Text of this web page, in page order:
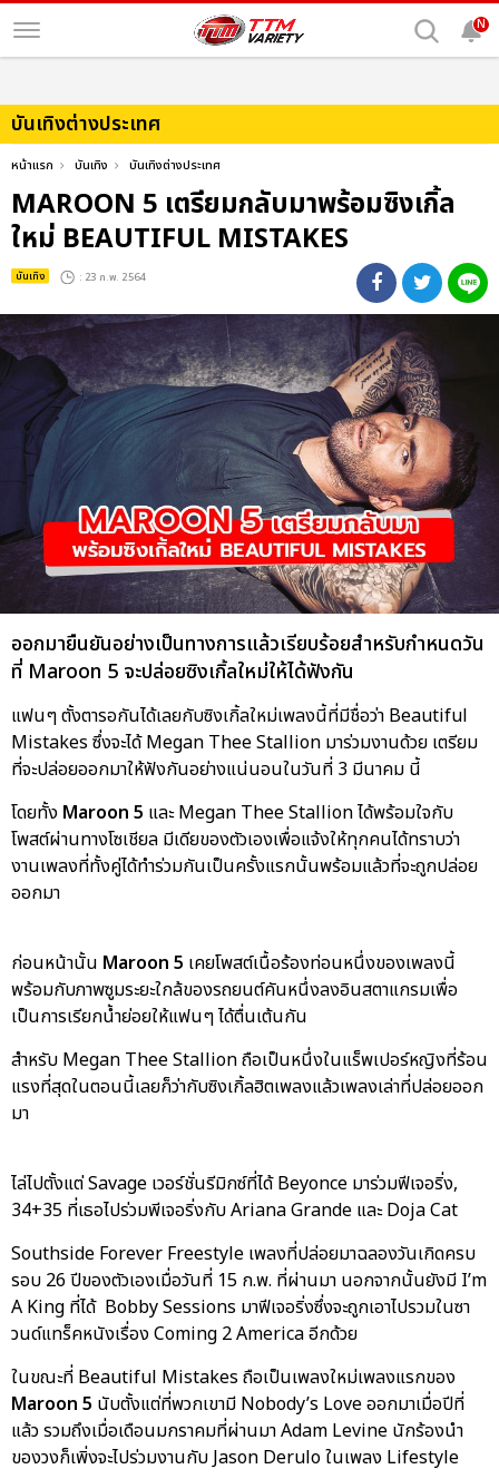
N
บันเทิงต่างประเทศ
หน้าแรก บันเทิง บันเทิงต่างประเทศ
MAROON 5 เตรียมกลับมาพร้อมซิงเกิ้ล
ใหม่ BEAUTIFUL MISTAKES
บันเทิง : 23 ก.พ. 2564
ออกมายืนยันอย่างเป็นทางการแล้วเรียบร้อยสำหรับกำหนดวัน
ที่ Maroon 5 จะปล่อยซิงเกิ้ลใหม่ให้ได้ฟังกัน
แฟนๆ ตั้งตารอกันได้เลยกับซิงเกิ้ลใหม่เพลงนี้ที่มีชื่อว่า Beautiful
Mistakes ซึ่งจะได้ Megan Thee Stallion มาร่วมงานด้วย เตรียม
ที่จะปล่อยออกมาให้ฟังกันอย่างแน่นอนในวันที่ 3 มีนาคม นี้
โดยทั้ง Maroon 5 และ Megan Thee Stallion ได้พร้อมใจกับ
โพสต์ผ่านทางโซเชียล มีเดียของตัวเองเพื่อแจ้งให้ทุกคนได้ทราบว่า
งานเพลงที่ทั้งคู่ได้ทำร่วมกันเป็นครั้งแรกนั้นพร้อมแล้วที่จะถูกปล่อย
ออกมา
ก่อนหน้านั้น Maroon 5 เคยโพสต์เนื้อร้องท่อนหนึ่งของเพลงนี้
พร้อมกับภาพซูมระยะใกล้ของรถยนต์คันหนึ่งลงอินสตาแกรมเพื่อ
เป็นการเรียกน้ำย่อยให้แฟนๆ ได้ตื่นเต้นกัน
สำหรับ Megan Thee Stallion ถือเป็นหนึ่งในแร็พเปอร์หญิงที่ร้อน
แรงที่สุดในตอนนี้เลยก็ว่ากับซิงเกิ้ลฮิตเพลงแล้วเพลงเล่าที่ปล่อยออก
มา
ไล่ไปตั้งแต่ Savage เวอร์ชั่นรีมิกซ์ที่ได้ Beyonce มาร่วมฟีเจอริ่ง,
34+35 ที่เธอไปร่วมพีเจอริ่งกับ Ariana Grande และ Doja Cat
Southside Forever Freestyle เพลงที่ปล่อยมาฉลองวันเกิดครบ
รอบ 26 ปีของตัวเองเมื่อวันที่ 15 ก.พ. ที่ผ่านมา นอกจากนั้นยังมี I’m
A King ที่ได้ Bobby Sessions มาฟีเจอริ่งซึ่งจะถูกเอาไปรวมในซา
วนด์แทร็คหนังเรื่อง Coming 2 America อีกด้วย
ในขณะที่ Beautiful Mistakes ถือเป็นเพลงใหม่เพลงแรกของ
Maroon 5 นับตั้งแต่ที่พวกเขามี Nobody’s Love ออกมาเมื่อปีที่
แล้ว รวมถึงเมื่อเดือนมกราคมที่ผ่านมา Adam Levine นักร้องนำ
ของวงก็เพิ่งจะไปร่วมงานกับ Jason Derulo ในเพลง Lifestyle